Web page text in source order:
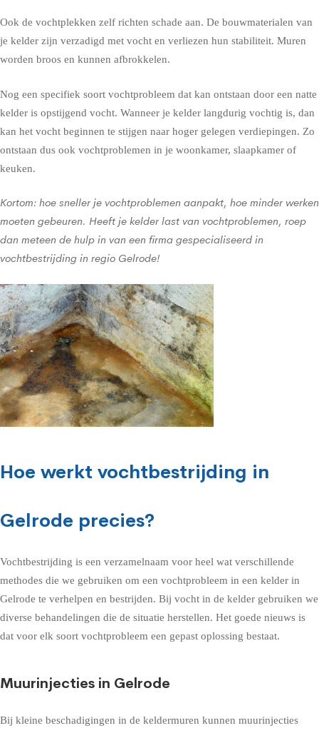
Ook de vochtplekken zelf richten schade aan. De bouwmaterialen van
je kelder zijn verzadigd met vocht en verliezen hun stabiliteit. Muren
worden broos en kunnen afbrokkelen.
Nog een specifiek soort vochtprobleem dat kan ontstaan door een natte
kelder is opstijgend vocht. Wanneer je kelder langdurig vochtig is, dan
kan het vocht beginnen te stijgen naar hoger gelegen verdiepingen. Zo
ontstaan dus ook vochtproblemen in je woonkamer, slaapkamer of
keuken.
Kortom: hoe sneller je vochtproblemen aanpakt, hoe minder werken
moeten gebeuren. Heeft je kelder last van vochtproblemen, roep
dan meteen de hulp in van een firma gespecialiseerd in
vochtbestrijding in regio Gelrode!
Hoe werkt vochtbestrijding in
Gelrode precies?
Vochtbestrijding is een verzamelnaam voor heel wat verschillende
methodes die we gebruiken om een vochtprobleem in een kelder in
Gelrode te verhelpen en bestrijden. Bij vocht in de kelder gebruiken we
diverse behandelingen die de situatie herstellen. Het goede nieuws is
dat voor elk soort vochtprobleem een gepast oplossing bestaat.
Muurinjecties in Gelrode
Bij kleine beschadigingen in de keldermuren kunnen muurinjecties